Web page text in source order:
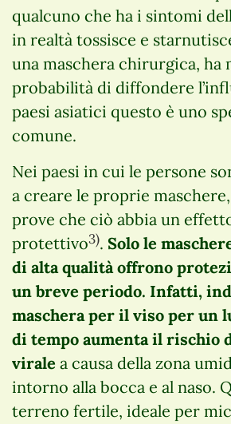
qualcuno che ha i sintomi
in realtà tossisce e
una maschera chirurgica, ha
probabilità di diffondere
paesi asiatici questo è uno
comune.
Nei paesi in cui le persone
a creare le proprie
prove che ciò abbia un
protettivo3). Solo le
di alta qualità offrono
un breve periodo. Infatti,
maschera per il viso per un
di tempo aumenta il rischio
virale a causa della zona
intorno alla bocca e al naso.
terreno fertile, ideale per